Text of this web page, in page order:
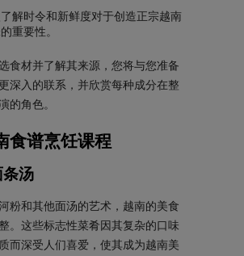
解时令和新鲜度对于创造正宗越南
重要性。
食材并了解其来源，您将与您准备
深入的联系，并欣赏每种成分在整
的角色。
食谱烹饪课程
汤
粉和其他面汤的艺术，越南的美食
。这些标志性菜肴因其复杂的口味
而深受人们喜爱，使其成为越南美